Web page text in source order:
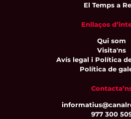
El Temps a
Enllaços
Qui som
Visita'ns
Avís legal i Política
Política de
977 300